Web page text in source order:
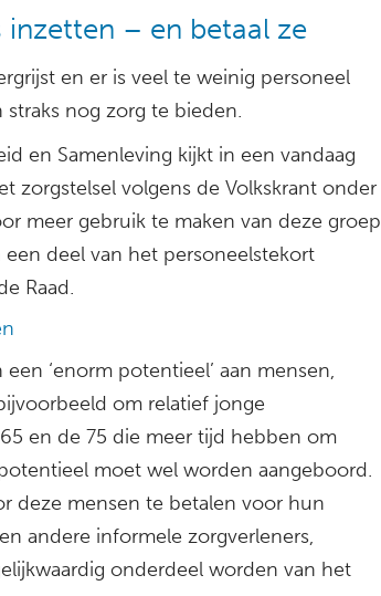
– en betaal ze
en er is veel te weinig personeel
nog zorg te bieden.
en Samenleving kijkt in een vandaag
zorgstelsel volgens de Volkskrant onder
meer gebruik te maken van deze groep
een deel van het personeelstekort
Raad.
‘enorm potentieel’ aan mensen,
om relatief jonge
en de 75 die meer tijd hebben om
moet wel worden aangeboord.
deze mensen te betalen voor hun
andere informele zorgverleners,
onderdeel worden van het